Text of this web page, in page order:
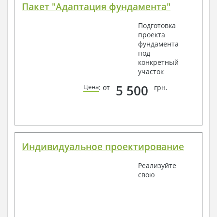
Пакет "Адаптация фундамента"
Подготовка
проекта
фундамента
под
конкретный
участок
Цена: от 5 500 грн.
Индивидуальное проектирование
Реализуйте
свою